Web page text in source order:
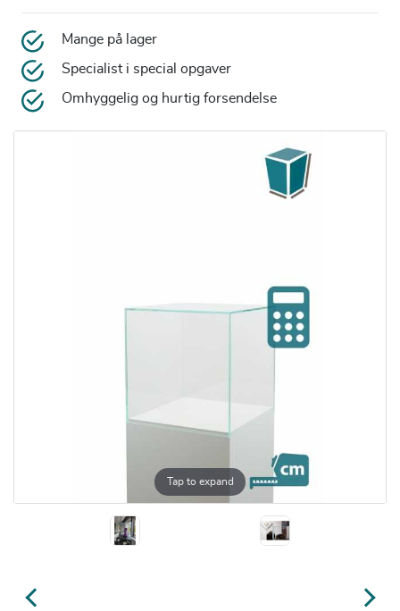
Tap to expand
Mange på lager
Specialist i special opgaver
Omhyggelig og hurtig forsendelse